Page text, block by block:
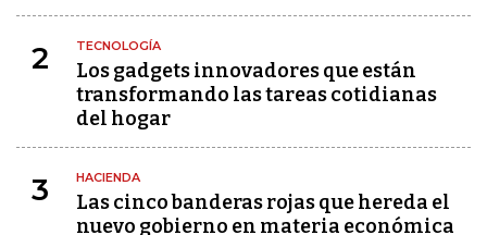
2 TECNOLOGÍA
Los gadgets innovadores que están
transformando las tareas cotidianas
del hogar
3 HACIENDA
Las cinco banderas rojas que hereda el
nuevo gobierno en materia económica